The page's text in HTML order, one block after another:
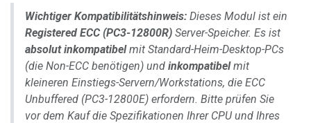
Wichtiger Kompatibilitätshinweis: Dieses Modul ist ein
Registered ECC (PC3-12800R) Server-Speicher. Es ist
absolut inkompatibelmit Standard-Heim-Desktop-PCs
(die Non-ECC benötigen) und inkompatibelmit
kleineren Einstiegs-Servern/Workstations, die ECC
Unbuffered (PC3-12800E) erfordern. Bitte prüfen Sie
vor dem Kauf die Spezifikationen Ihrer CPU und Ihres